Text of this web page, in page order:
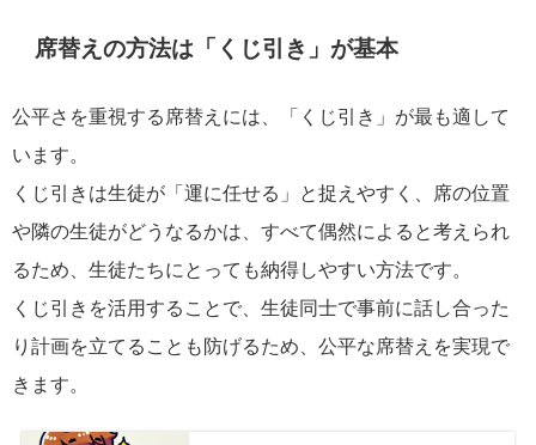
席替えの方法は「くじ引き」が基本
公平さを重視する席替えには、「くじ引き」が最も適して
います。
くじ引きは生徒が「運に任せる」と捉えやすく、席の位置
や隣の生徒がどうなるかは、すべて偶然によると考えられ
るため、生徒たちにとっても納得しやすい方法です。
くじ引きを活用することで、生徒同士で事前に話し合った
り計画を立てることも防げるため、公平な席替えを実現で
きます。